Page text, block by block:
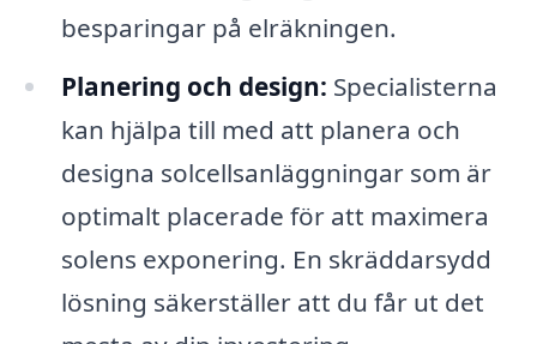
besparingar på elräkningen.
Planering och design: Specialisterna
kan hjälpa till med att planera och
designa solcellsanläggningar som är
optimalt placerade för att maximera
solens exponering. En skräddarsydd
lösning säkerställer att du får ut det